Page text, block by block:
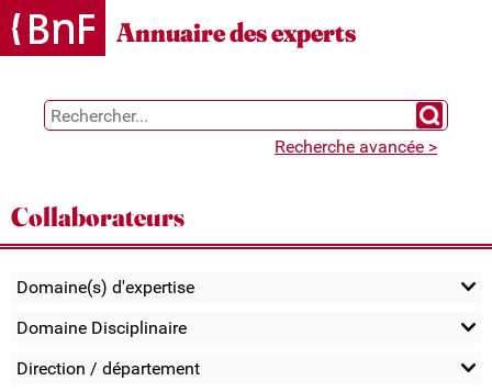
Gestion des cookies
Annuaire des experts
Chercher
Recherche avancée >
Collaborateurs
Domaine(s) d'expertise
Domaine Disciplinaire
Direction / département